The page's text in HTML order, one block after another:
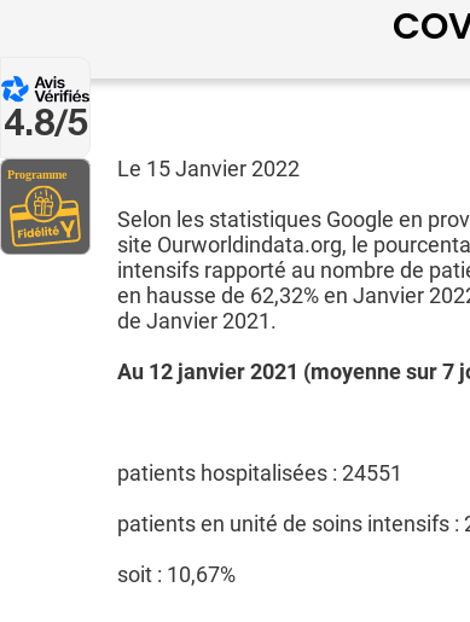
4.8/5
Le 15 Janvier 2022
Selon les statistiques Google en
site Ourworldindata.org, le
intensifs rapporté au nombre de
en hausse de 62,32% en Janvier
de Janvier 2021.
Au 12 janvier 2021 (moyenne sur 7
patients hospitalisées : 24551
patients en unité de soins intensifs :
soit : 10,67%